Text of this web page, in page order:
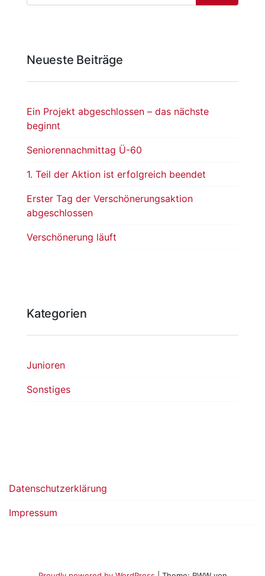
Neueste Beiträge
Ein Projekt abgeschlossen – das nächste
beginnt
Seniorennachmittag Ü-60
1. Teil der Aktion ist erfolgreich beendet
Erster Tag der Verschönerungsaktion
abgeschlossen
Verschönerung läuft
Kategorien
Junioren
Sonstiges
Datenschutzerklärung
Impressum